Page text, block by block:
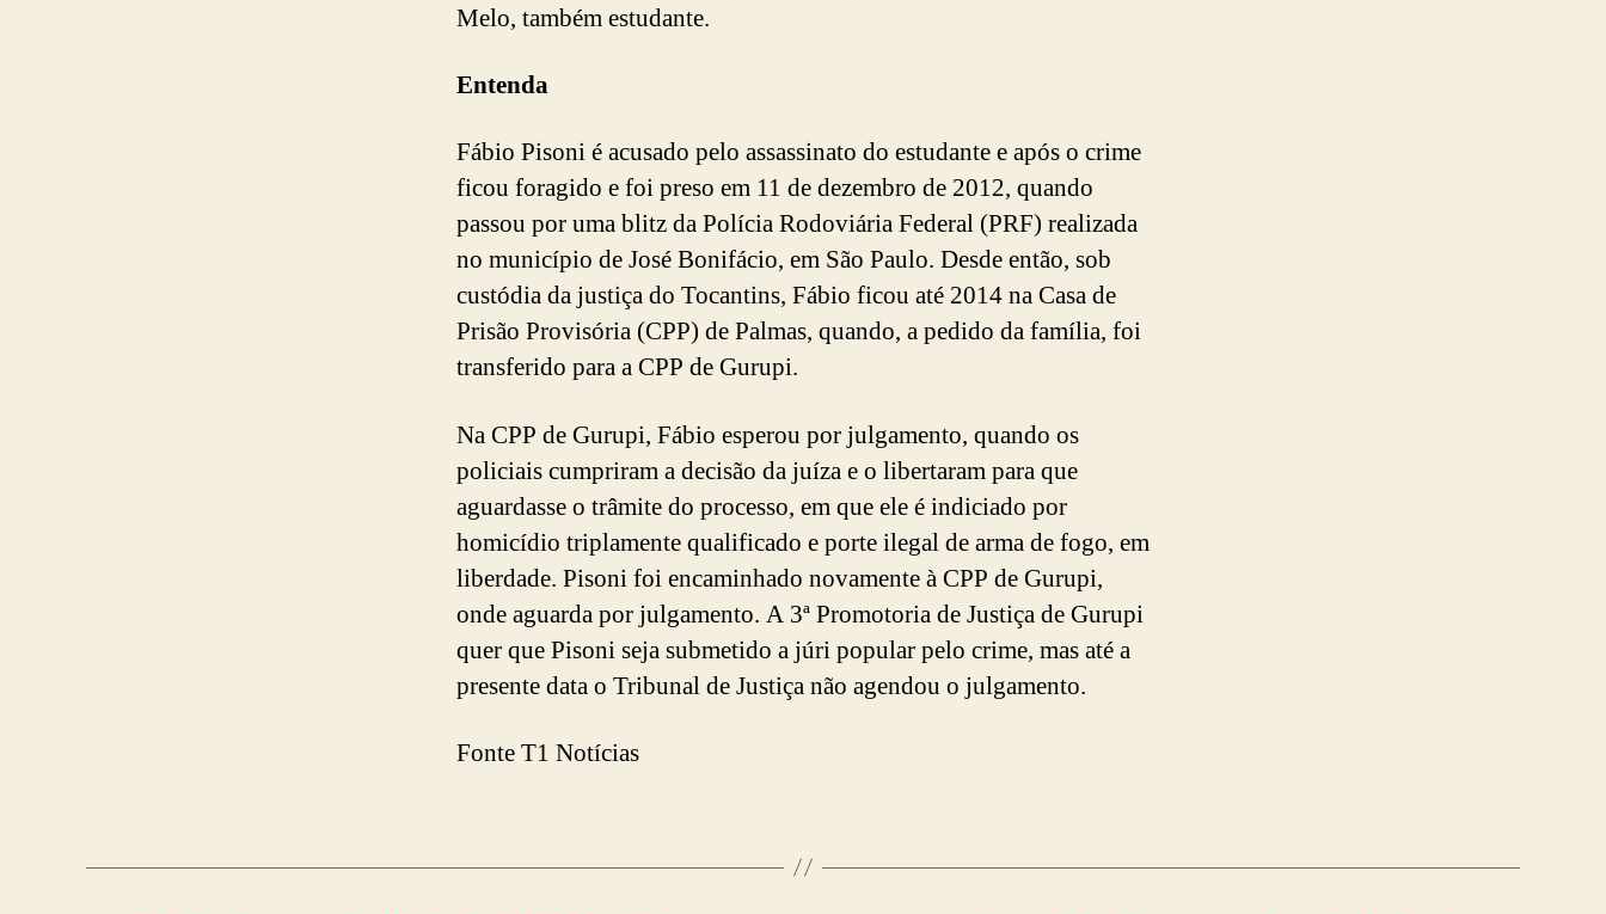
Melo, também estudante.
Entenda
Fábio Pisoni é acusado pelo assassinato do estudante e após o crime
ficou foragido e foi preso em 11 de dezembro de 2012, quando
passou por uma blitz da Polícia Rodoviária Federal (PRF) realizada
no município de José Bonifácio, em São Paulo. Desde então, sob
custódia da justiça do Tocantins, Fábio ficou até 2014 na Casa de
Prisão Provisória (CPP) de Palmas, quando, a pedido da família, foi
transferido para a CPP de Gurupi.
Na CPP de Gurupi, Fábio esperou por julgamento, quando os
policiais cumpriram a decisão da juíza e o libertaram para que
aguardasse o trâmite do processo, em que ele é indiciado por
homicídio triplamente qualificado e porte ilegal de arma de fogo, em
liberdade. Pisoni foi encaminhado novamente à CPP de Gurupi,
onde aguarda por julgamento. A 3ª Promotoria de Justiça de Gurupi
quer que Pisoni seja submetido a júri popular pelo crime, mas até a
presente data o Tribunal de Justiça não agendou o julgamento.
Fonte T1 Notícias